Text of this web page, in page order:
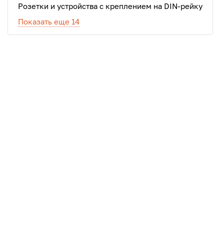
Розетки и устройства с креплением на DIN-рейку
Показать еще 14